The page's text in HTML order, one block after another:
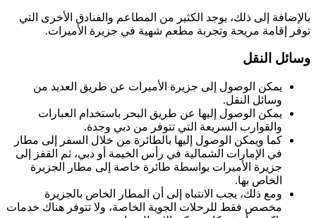
بالإضافة إلى ذلك، يوجد الكثير من المطاعم والفنادق الأخرى التي
توفر إقامة مريحة وتجربة مطعم شهية في جزيرة الأميرات.
وسائل النقل
يمكن الوصول إلى جزيرة الأميرات عن طريق العديد من
وسائل النقل.
يمكن الوصول إليها عن طريق البحر باستخدام العبارات
والقوارب السريعة التي تتوفر من دبي وجدة.
كما ويمكن الوصول إليها بالطائرة من خلال السفر إلى مطار
في الإمارات الشمالية في رأس الخيمة أو دبي، ثم القفز إلى
جزيرة الأميرات بواسطة طائرة خاصة إلى مطار الجزيرة
الخاص بها.
ومع ذلك، يجب الانتباه إلى أن المطار الخاص بالجزيرة
مخصص فقط للرحلات الجوية الخاصة، ولا تتوفر هناك خدمات